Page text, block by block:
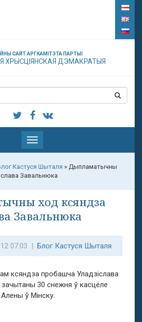
САЙТ АРГКАМІТЭТА ПАРТЫІ
ХРЫСЦІЯНСКАЯ ДЭМАКРАТЫЯ
Паказаць
меню
Кастуся Шыталя » Дыпламатычны
Завальнюка
ход ксяндза
Завальнюка
07:03 | Блог Кастуся Шыталя
ксяндза пробашча Уладзіслава
30 снежня ў касцёле
ў Мінску.